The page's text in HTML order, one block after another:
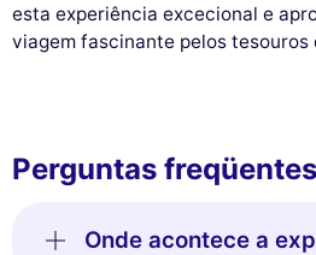
esta experiência excecional e
viagem fascinante pelos tesouros
Perguntas freqüentes
Onde acontece a